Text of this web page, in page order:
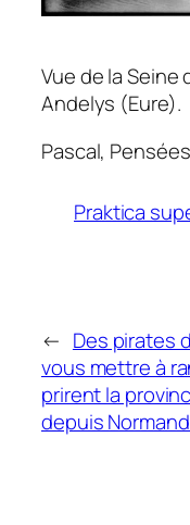
Vue de la Seine
Andelys (Eure).
Pascal, Pensées
Praktica
← Des pirates
vous mettre à
prirent la
depuis